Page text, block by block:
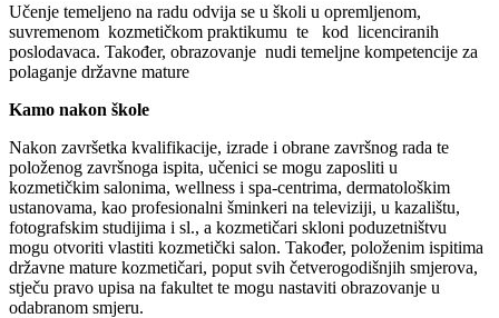
Učenje temeljeno na radu odvija se u školi u opremljenom,
suvremenom kozmetičkom praktikumu te kod licenciranih
poslodavaca. Također, obrazovanje nudi temeljne kompetencije za
polaganje državne mature
Kamo nakon škole
Nakon završetka kvalifikacije, izrade i obrane završnog rada te
položenog završnoga ispita, učenici se mogu zaposliti u
kozmetičkim salonima, wellness i spa-centrima, dermatološkim
ustanovama, kao profesionalni šminkeri na televiziji, u kazalištu,
fotografskim studijima i sl., a kozmetičari skloni poduzetništvu
mogu otvoriti vlastiti kozmetički salon. Također, položenim ispitima
državne mature kozmetičari, poput svih četverogodišnjih smjerova,
stječu pravo upisa na fakultet te mogu nastaviti obrazovanje u
odabranom smjeru.